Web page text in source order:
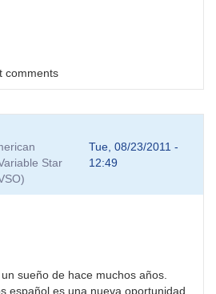
comments
Star
Tue, 08/23/2011 -
12:49
sueño de hace muchos años.
español es una nueva oportunidad